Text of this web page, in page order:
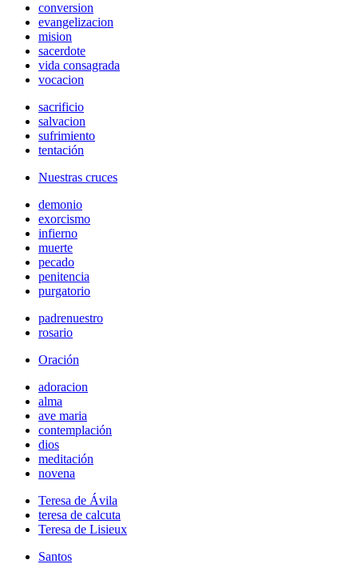
conversion
evangelizacion
mision
sacerdote
vida consagrada
vocacion
sacrificio
salvacion
sufrimiento
tentación
Nuestras cruces
demonio
exorcismo
infierno
muerte
pecado
penitencia
purgatorio
padrenuestro
rosario
Oración
adoracion
alma
ave maria
contemplación
dios
meditación
novena
Teresa de Ávila
teresa de calcuta
Teresa de Lisieux
Santos